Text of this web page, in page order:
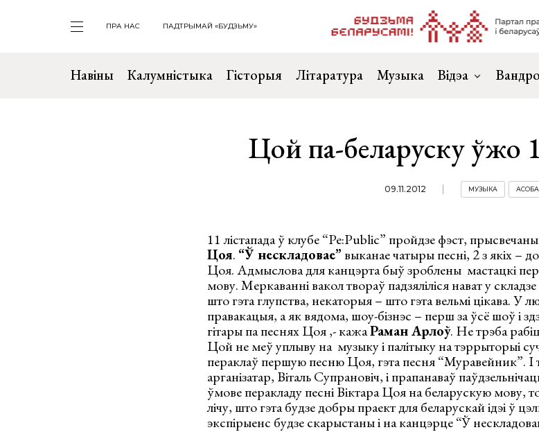
ПРА НАС ПАДТРЫМАЙ «БУДЗЬМУ»
Навіны Калумністыка Гісторыя Літаратура Музыка Відэа
Цой па-беларуску ўжо
09.11.2012 МУЗЫКА АСОБА
11 лістапада ў клубе “Pe:Public” пройдзе фэст,
Цоя. “Ў нескладовае”выканае чатыры песні, 2 з якіх –
Цоя. Адмыслова для канцэрта быў зроблены мастацкі
мову. Меркаванні вакол твораў падзяліліся нават у
што гэта глупства, некаторыя – што гэта вельмі цікава. У
правакацыя, а як вядома, шоу-бізнэс – перш за ўсё шоў і
гітары па песнях Цоя ,- кажаРаман Арлоў. Не трэба
Цой не меў уплыву на музыку і палітыку на тэррыторыі
пераклаў першую песню Цоя, гэта песня “Муравейник”. І
арганізатар, Віталь Супрановіч, і прапанаваў
ўмове перакладу песні Віктара Цоя на беларускую мову,
лічу, што гэта будзе добры праект для беларускай ідэі ў
экспірыенс будзе скарыстаны і на канцэрце “Ў